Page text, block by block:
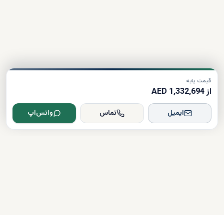
قیمت پایه
از 1,332,694 AED
ایمیل تماس واتس‌اپ